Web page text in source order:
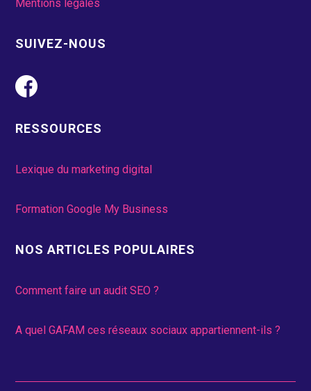
Mentions légales
SUIVEZ-NOUS
RESSOURCES
Lexique du marketing digital
Formation Google My Business
NOS ARTICLES POPULAIRES
Comment faire un audit SEO ?
A quel GAFAM ces réseaux sociaux appartiennent-ils ?